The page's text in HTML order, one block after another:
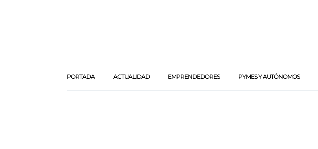
PORTADA ACTUALIDAD EMPRENDEDORES PYMES Y AUTÓNOMOS